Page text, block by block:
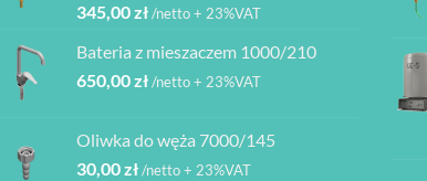
345,00zł/netto + 23%VAT
Bateria z mieszaczem 1000/210
650,00zł/netto + 23%VAT
Oliwka do węża 7000/145
30,00zł/netto + 23%VAT